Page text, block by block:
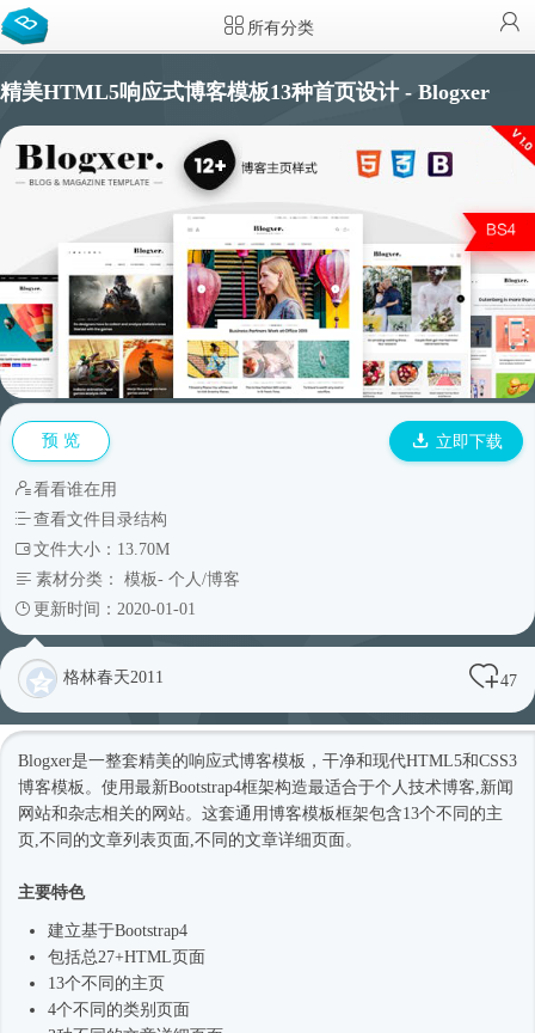
所有分类
精美HTML5响应式博客模板13种首页设计 - Blogxer
预 览 立即下载
看看谁在用
查看文件目录结构
文件大小：13.70M
素材分类： 模板- 个人/博客
更新时间：2020-01-01
格林春天2011 47
Blogxer是一整套精美的响应式博客模板，干净和现代HTML5和CSS3
博客模板。使用最新Bootstrap4框架构造最适合于个人技术博客,新闻
网站和杂志相关的网站。这套通用博客模板框架包含13个不同的主
页,不同的文章列表页面,不同的文章详细页面。
主要特色
建立基于Bootstrap4
包括总27+HTML页面
13个不同的主页
4个不同的类别页面